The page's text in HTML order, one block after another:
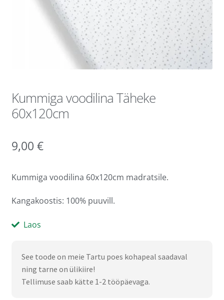
Kummiga voodilina Täheke
60x120cm
9,00 €
Kummiga voodilina 60x120cm madratsile.
Kangakoostis: 100% puuvill.
Laos
See toode on meie Tartu poes kohapeal saadaval
ning tarne on ülikiire!
Tellimuse saab kätte 1-2 tööpäevaga.